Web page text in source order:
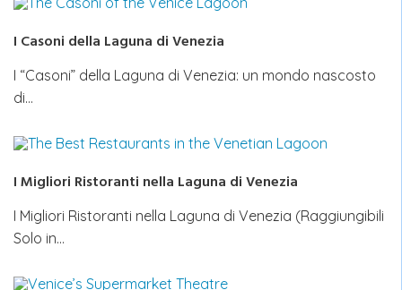
I Casoni della Laguna di Venezia
I “Casoni” della Laguna di Venezia: un mondo nascosto
di…
I Migliori Ristoranti nella Laguna di Venezia
I Migliori Ristoranti nella Laguna di Venezia (Raggiungibili
Solo in…